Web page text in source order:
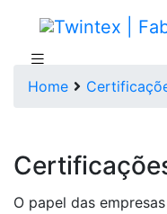
Home
O papel das